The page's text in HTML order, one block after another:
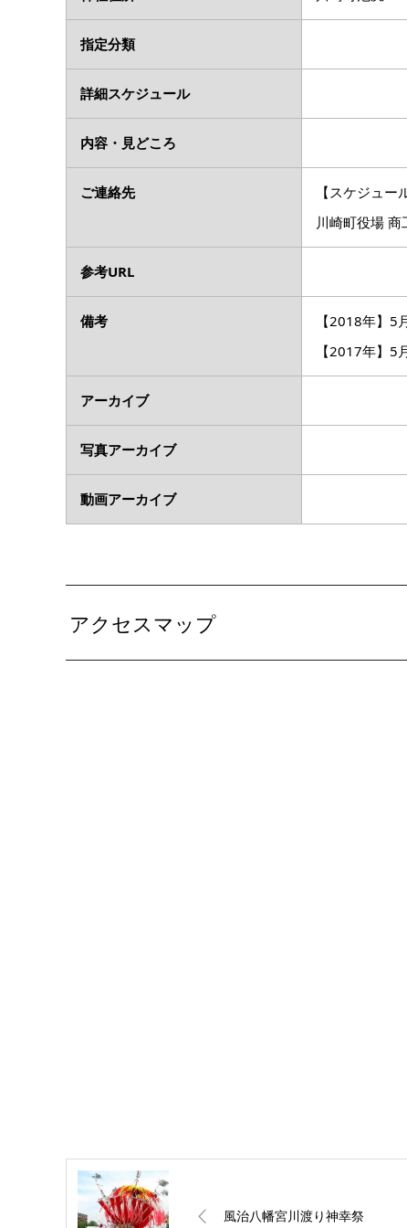
指定分類
詳細スケジュール
内容・見どころ
ご連絡先
【スケジュー
川崎町役場
参考URL
備考
【2018年】
【2017年】5
アーカイブ
写真アーカイブ
動画アーカイブ
アクセスマップ
風治八幡宮川渡り神幸祭